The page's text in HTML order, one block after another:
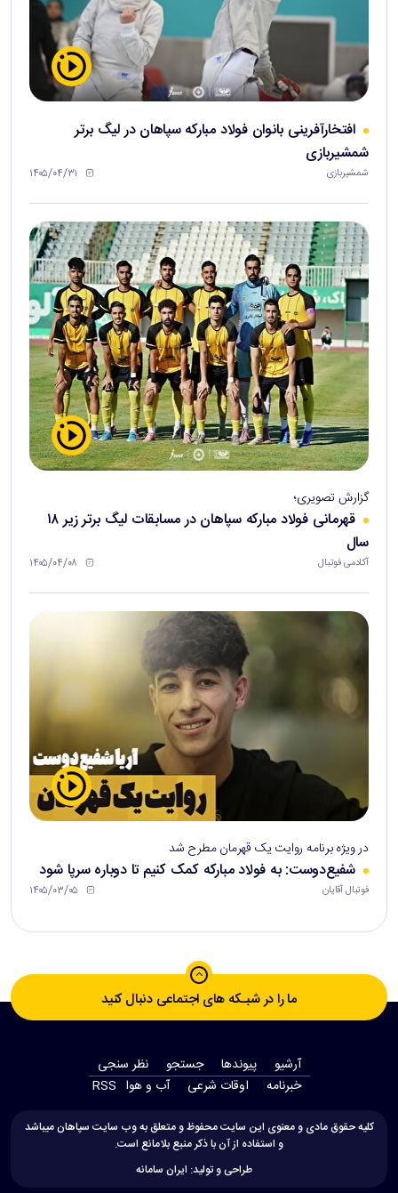
افتخارآفرینی بانوان فولاد مبارکه سپاهان در لیگ برتر
شمشیربازی
شمشیربازی ۱۴۰۵/۰۴/۳۱
گزارش تصویری؛
قهرمانی فولاد مبارکه سپاهان در مسابقات لیگ برتر زیر ۱۸
سال
آکادمی فوتبال ۱۴۰۵/۰۴/۰۸
در ویژه برنامه روایت یک قهرمان مطرح شد
شفیع‌دوست: به فولاد مبارکه کمک کنیم تا دوباره سرپا شود
فوتبال آقایان ۱۴۰۵/۰۳/۰۵
ما را در شبـکه های اجتماعی دنبال کنید
آرشیو پیوندها جستجو
نظر سنجی
‫خبرنامه‬
اوقات شرعی آب و هوا RSS
کلیه حقوق مادی و معنوی این سایت محفوظ و متعلق به وب سایت سپاهان میباشد
و استفاده از آن با ذکر منبع بلامانع است.
طراحی و تولید: ایران سامانه